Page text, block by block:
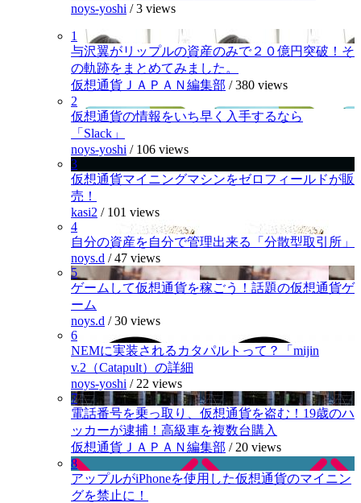
noys-yoshi /3 views
1
与沢翼がリップルの資産のみで２０億円突破！そ
の軌跡をまとめてみました。
仮想通貨ＪＡＰＡＮ編集部 /380 views
2
仮想通貨の情報をいち早く入手するなら
「Slack」
noys-yoshi / 106 views
3
仮想通貨マイニングマシンをゼロフィールドが販
売！
kasi2 / 101 views
4
自分の資産を自分で管理出来る「分散型取引所」
noys.d /47 views
5
ゲームして仮想通貨を稼ごう！話題の仮想通貨ゲ
ーム
noys.d /30 views
6
NEMに実装されるカタパルトって？「mijin
v.2（Catapult）の詳細
noys-yoshi / 22 views
7
電話番号を乗っ取り、仮想通貨を盗む！19歳のハ
ッカーが逮捕！高級車を複数台購入
仮想通貨ＪＡＰＡＮ編集部 / 20 views
8
アップルがiPhoneを使用した仮想通貨のマイニン
グを禁止に！